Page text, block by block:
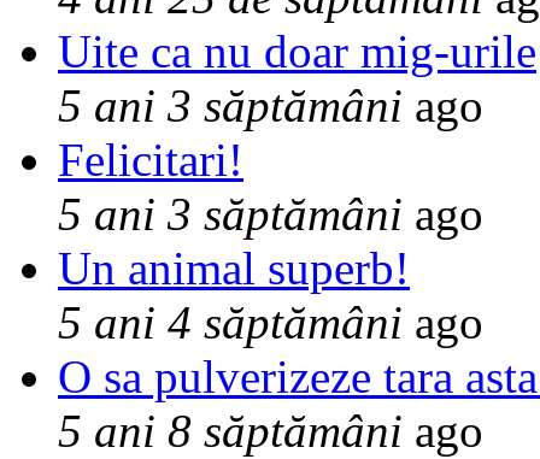
Uite ca nu doar mig-urile
5 ani 3 săptămâni ago
Felicitari!
5 ani 3 săptămâni ago
Un animal superb!
5 ani 4 săptămâni ago
O sa pulverizeze tara
5 ani 8 săptămâni ago